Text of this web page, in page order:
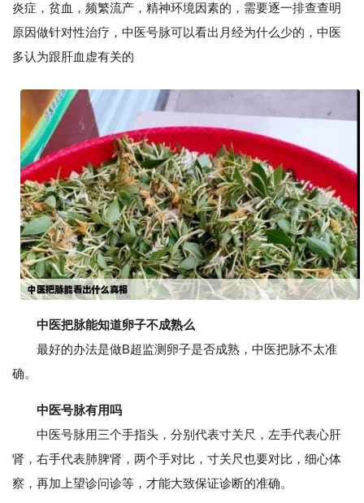
炎症，贫血，频繁流产，精神环境因素的，需要逐一排查查明
原因做针对性治疗，中医号脉可以看出月经为什么少的，中医
多认为跟肝血虚有关的
中医把脉能知道卵子不成熟么
最好的办法是做B超监测卵子是否成熟，中医把脉不太准
确。
中医号脉有用吗
中医号脉用三个手指头，分别代表寸关尺，左手代表心肝
肾，右手代表肺脾肾，两个手对比，寸关尺也要对比，细心体
察，再加上望诊问诊等，才能大致保证诊断的准确。